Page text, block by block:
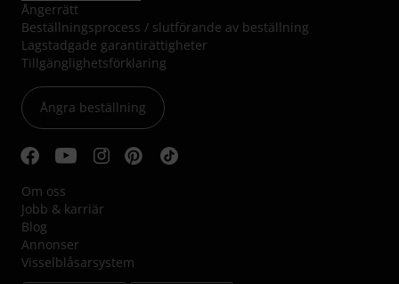
Ångerrätt
Beställningsprocess / slutförande av beställning
Lagstadgade garantirättigheter
Tillgänglighetsförklaring
Ångra beställning
Om oss
Jobb & karriär
Blog
Annonser
Visselblåsarsystem